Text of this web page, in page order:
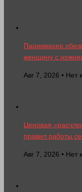
Парикмахер
женщину с
Авг 7, 2026 • Нет
Ценовая
правил работы
Авг 7, 2026 • Нет